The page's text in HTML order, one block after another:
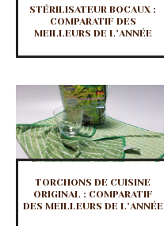
STÉRILISATEUR BOCAUX :
COMPARATIF DES
MEILLEURS DE L’ANNÉE
TORCHONS DE CUISINE
ORIGINAL : COMPARATIF
DES MEILLEURS DE L’ANNÉE